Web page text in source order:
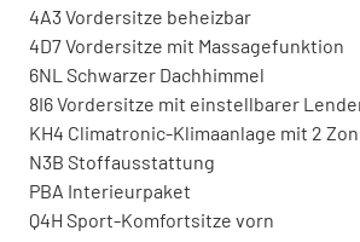
4A3 Vordersitze beheizbar
4D7 Vordersitze mit Massagefunktion
6NL Schwarzer Dachhimmel
8I6 Vordersitze mit einstellbarer
KH4 Climatronic-Klimaanlage mit 2
N3B Stoffausstattung
PBA Interieurpaket
Q4H Sport-Komfortsitze vorn